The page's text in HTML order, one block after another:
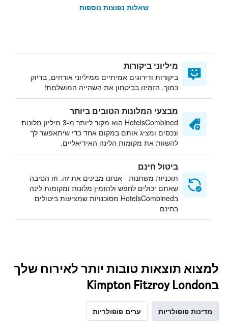
שאלות נפוצות נוספות
מיליוני ביקורות
ביקורות ודירוגים אמיתיים ממיליוני אורחים, בדיוק
כמוך. הזמינו בביטחון את השהייה המושלמת!
מבצעי המלונות הטובים ביותר
HotelsCombined הוא מקור ליותר מ-3 מיליון מלונות
ונכסים ומציג אותם במקום אחד כדי שיתאפשר לך
להשוות את מקומות הלינה האידיאליים.
ביטול חינם
תוכניות משתנות - אנחנו מבינים את זה. וזו הסיבה
שאתם יכולים לחפש ולהזמין מלונות ומקומות לינה
בHotelsCombined מסוכנויות שמציעות ביטולים
בחינם
למצוא תוצאות טובות יותר לאירוח שלך
בKimpton Fitzroy London
מדינות פופולריות ערים פופולריות